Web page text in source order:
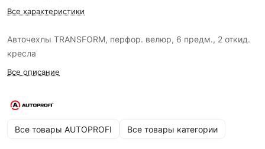
Все характеристики
Авточехлы TRANSFORM, перфор. велюр, 6 предм., 2 откид.
кресла
Все описание
Все товары AUTOPROFI Все товары категории